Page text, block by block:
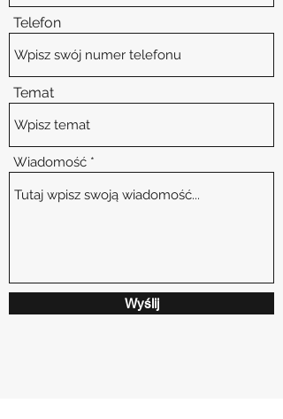
Telefon
Temat
Wiadomość
Wyślij